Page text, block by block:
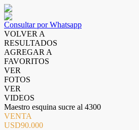
Consultar por Whatsapp
VOLVER A
RESULTADOS
AGREGAR A
FAVORITOS
VER
FOTOS
VER
VIDEOS
Maestro esquina sucre al 4300
VENTA
USD90.000